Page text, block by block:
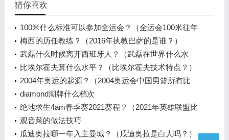
猜你喜欢
100米什么标准可以参加全运会？（全运会100米往年
成绩？）
梅西的历任教练？（2016年执教巴萨的是谁？）
武磊什么时候离开西班牙人？（武磊在世界什么水
平？）
比埃尔霍夫算什么水平？（比埃尔霍夫技术特点？）
2004年奥运的起源？（2004奥运会中国男篮所有比
赛？）
diamond潮牌什么档次
绝地求生4am春季赛2021赛程？（2021年英雄联盟比
赛赛程？）
观音菜的做法技巧
瓜迪奥拉哪一年入主曼城？（瓜迪奥拉是白人吗？）